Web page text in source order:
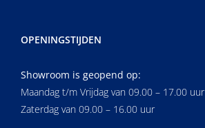
OPENINGSTIJDEN
Showroom is geopend op:
Maandag t/m Vrijdag van 09.00 – 17.00 uur
Zaterdag van 09.00 – 16.00 uur